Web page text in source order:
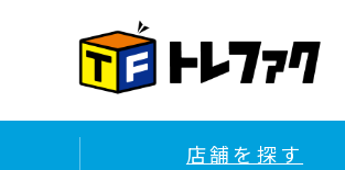
店舗を探す